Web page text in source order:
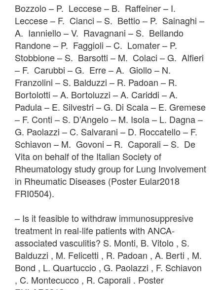
Bozzolo – P. Leccese – B. Raffeiner – I.
Leccese – F. Cianci – S. Bettio – P. Sainaghi –
A. Ianniello – V. Ravagnani – S. Bellando
Randone – P. Faggioli – C. Lomater – P.
Stobbione – S. Barsotti – M. Colaci – G. Alfieri
– F. Carubbi – G. Erre – A. Giollo – N.
Franzolini – S. Balduzzi – R. Padoan – R.
Bortolotti – A. Bortoluzzi – A. Cariddi – A.
Padula – E. Silvestri – G. Di Scala – E. Gremese
– F. Conti – S. D’Angelo – M. Isola – L. Dagna –
G. Paolazzi – C. Salvarani – D. Roccatello – F.
Schiavon – M. Govoni – R. Caporali – S. De
Vita on behalf of the Italian Society of
Rheumatology study group for Lung Involvement
in Rheumatic Diseases (Poster Eular2018
FRI0504).
– Is it feasible to withdraw immunosuppresive
treatment in real-life patients with ANCA-
associated vasculitis? S. Monti, B. Vitolo , S.
Balduzzi , M. Felicetti , R. Padoan , A. Berti , M.
Bond , L. Quartuccio , G. Paolazzi , F. Schiavon
, C. Montecucco , R. Caporali . Poster